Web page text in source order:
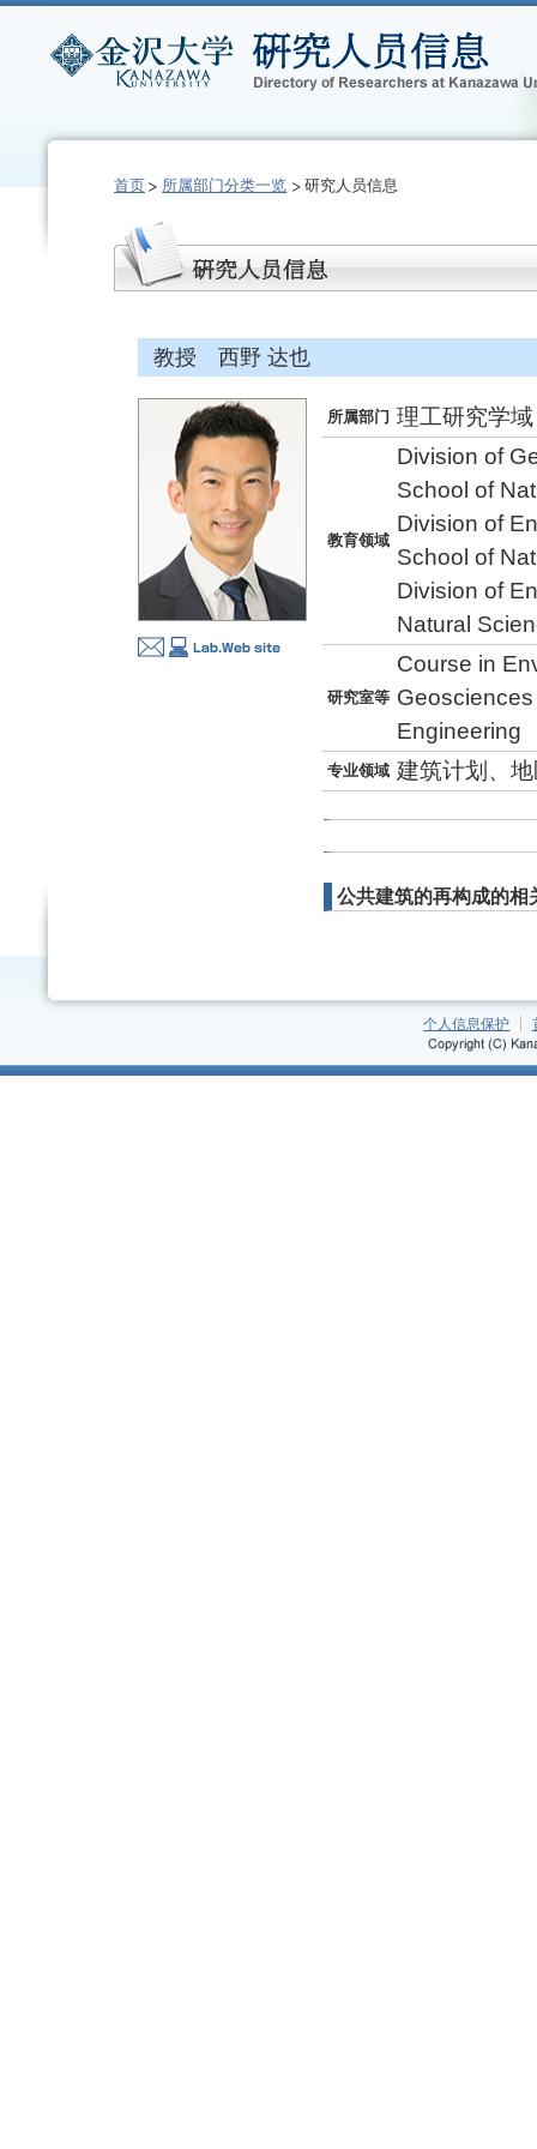
首页 所属部门分类一览 研究人员信息
教授 西野 达也
所属部门 理工研究学
教育领域
Division of
School of
Division of
School of
Division of
Natural
研究室等
Course in
Engineering
专业领域 建筑计划、
公共建筑的再构成的相
个人信息保护